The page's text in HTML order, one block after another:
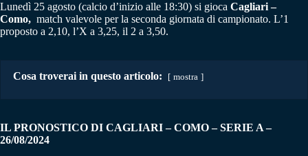
Lunedì 25 agosto (calcio d’inizio alle 18:30) si gioca Cagliari –
Como, match valevole per la seconda giornata di campionato. L’1
proposto a 2,10, l’X a 3,25, il 2 a 3,50.
Cosa troverai in questo articolo: mostra
IL PRONOSTICO DI CAGLIARI – COMO – SERIE A –
26/08/2024